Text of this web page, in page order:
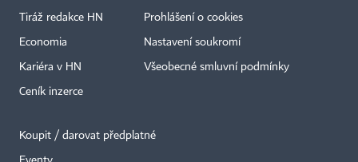
Tiráž redakce HN
Economia
Kariéra v HN
Ceník inzerce
Prohlášení o cookies
Nastavení soukromí
Všeobecné smluvní podmínky
Koupit / darovat předplatné